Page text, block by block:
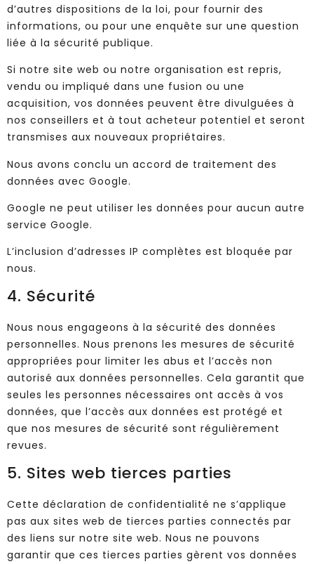
d’autres dispositions de la loi, pour fournir des
informations, ou pour une enquête sur une question
liée à la sécurité publique.
Si notre site web ou notre organisation est repris,
vendu ou impliqué dans une fusion ou une
acquisition, vos données peuvent être divulguées à
nos conseillers et à tout acheteur potentiel et seront
transmises aux nouveaux propriétaires.
Nous avons conclu un accord de traitement des
données avec Google.
Google ne peut utiliser les données pour aucun autre
service Google.
L’inclusion d’adresses IP complètes est bloquée par
nous.
4. Sécurité
Nous nous engageons à la sécurité des données
personnelles. Nous prenons les mesures de sécurité
appropriées pour limiter les abus et l’accès non
autorisé aux données personnelles. Cela garantit que
seules les personnes nécessaires ont accès à vos
données, que l’accès aux données est protégé et
que nos mesures de sécurité sont régulièrement
revues.
5. Sites web tierces parties
Cette déclaration de confidentialité ne s’applique
pas aux sites web de tierces parties connectés par
des liens sur notre site web. Nous ne pouvons
garantir que ces tierces parties gèrent vos données